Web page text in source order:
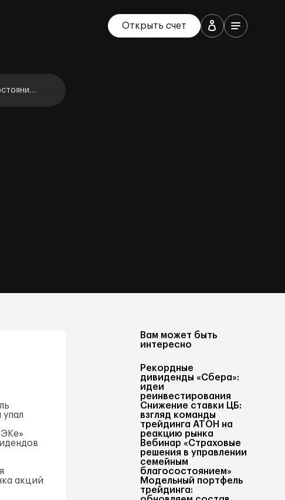
Открыть счет
акций
Вам может быть
интересно
Рекордные
дивиденды «Сбера»:
идеи
реинвестирования
Снижение ставки ЦБ:
взгляд команды
трейдинга АТОН на
реакцию рынка
Вебинар «Страховые
решения в управлении
семейным
благосостоянием»
Модельный портфель
трейдинга: